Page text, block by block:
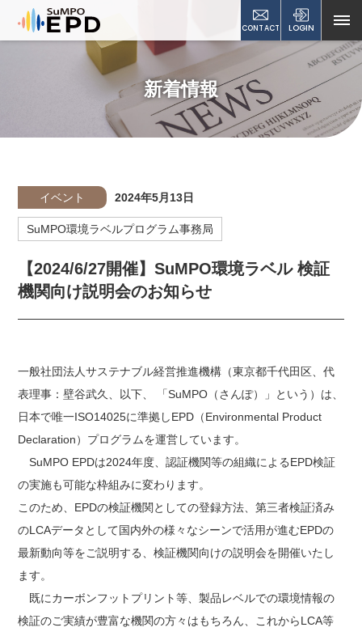
CONTACT LOGIN
新着情報
イベント 2024年5月13日
SuMPO環境ラベルプログラム事務局
【2024/6/27開催】SuMPO環境ラベル 検証
機関向け説明会のお知らせ
一般社団法人サステナブル経営推進機構（東京都千代田区、代
表理事：壁谷武久、以下、 「SuMPO（さんぽ）」という）は、
日本で唯一ISO14025に準拠しEPD（Environmental Product
Declaration）プログラムを運営しています。
SuMPO EPDは2024年度、認証機関等の組織によるEPD検証
の実施も可能な枠組みに変わります。
このため、EPDの検証機関としての登録方法、第三者検証済み
のLCAデータとして国内外の様々なシーンで活用が進むEPDの
最新動向等をご説明する、検証機関向けの説明会を開催いたし
ます。
既にカーボンフットプリント等、製品レベルでの環境情報の
検証のご実績が豊富な機関の方々はもちろん、これからLCA等